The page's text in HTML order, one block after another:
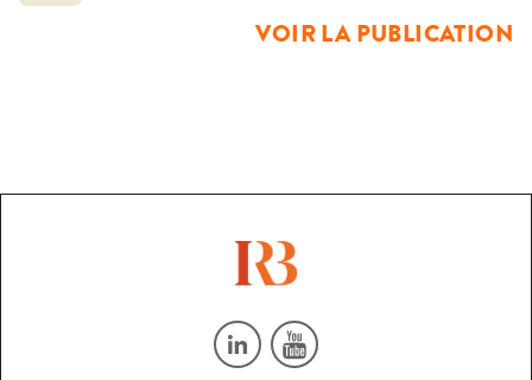
VOIR LA PUBLICATION